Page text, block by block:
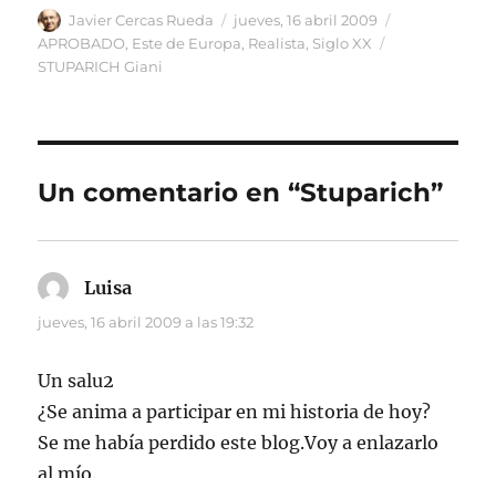
Autor
Javier Cercas Rueda
Publicado
el
jueves, 16 abril 2009
APROBADO Este de Europa Realista Siglo XX
STUPARICH Giani
Un comentario en “Stuparich”
Luisa
jueves, 16 abril 2009 a las 19:32
Un salu2
¿Se anima a participar en mi historia de hoy?
Se me había perdido este blog.Voy a enlazarlo